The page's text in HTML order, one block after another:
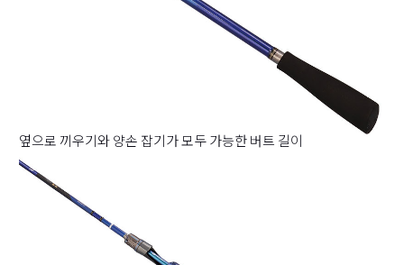
옆으로 끼우기와 양손 잡기가 모두 가능한 버트 길이